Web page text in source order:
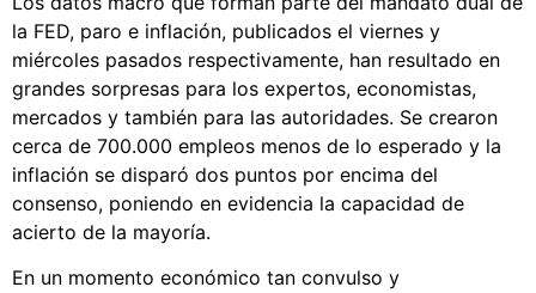
la FED, paro e inflación, publicados el viernes y
miércoles pasados respectivamente, han resultado en
grandes sorpresas para los expertos, economistas,
mercados y también para las autoridades. Se crearon
cerca de 700.000 empleos menos de lo esperado y la
inflación se disparó dos puntos por encima del
consenso, poniendo en evidencia la capacidad de
acierto de la mayoría.
En un momento económico tan convulso y